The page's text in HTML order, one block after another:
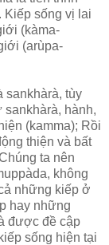
Kiếp sống vị lai
(kàma-
(arùpa-
sankhàrà, tùy
sankhàrà, hành,
(kamma); Rồi
thiện và bất
ta nên
không
những kiếp ở
hay những
được đề cập
sống hiện tại